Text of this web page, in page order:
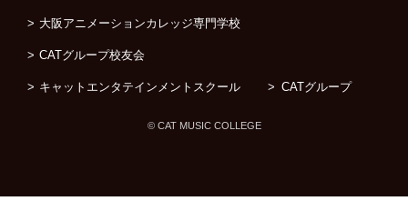
大阪アニメーションカレッジ専門学校
CATグループ校友会
キャットエンタテインメントスクール CATグループ
© CAT MUSIC COLLEGE